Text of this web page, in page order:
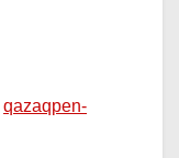
qazaqpen-